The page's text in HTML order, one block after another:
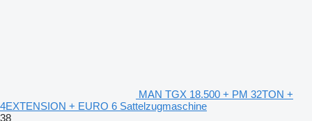
MAN TGX 18.500 + PM 32TON +
4EXTENSION + EURO 6 Sattelzugmaschine
38